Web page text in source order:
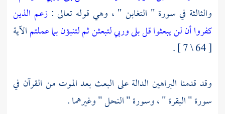
والثالثة في سورة " التغابن " ، وهي قوله تعالى :زعم الذين
كفروا أن لن يبعثوا قل بلى وربي لتبعثن ثم لتنبؤن بما عملتمالآية
[ 64 \ 7 ] .
وقد قدمنا البراهين الدالة على البعث بعد الموت من القرآن في
سورة " البقرة " ، وسورة " النحل " وغيرهما .